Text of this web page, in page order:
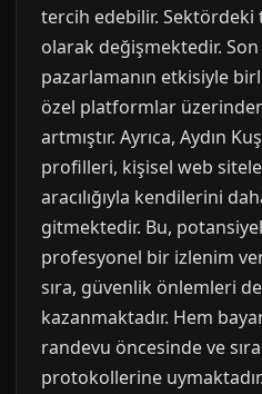
tercih edebilir.
olarak değişmektedir.
pazarlamanın etkisiyle
özel platformlar
artmıştır. Ayrıca, Aydın
profilleri, kişisel web
aracılığıyla kendilerini
gitmektedir. Bu,
profesyonel bir izlenim
sıra, güvenlik önlemleri
kazanmaktadır. Hem
randevu öncesinde ve
protokollerine